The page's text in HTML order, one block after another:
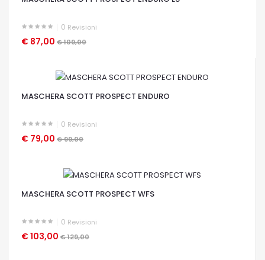
0 Revisioni
€ 87,00 € 109,00
OCCHIATA VELOCE
MASCHERA SCOTT PROSPECT ENDURO
0 Revisioni
€ 79,00 € 99,00
OCCHIATA VELOCE
MASCHERA SCOTT PROSPECT WFS
0 Revisioni
€ 103,00 € 129,00